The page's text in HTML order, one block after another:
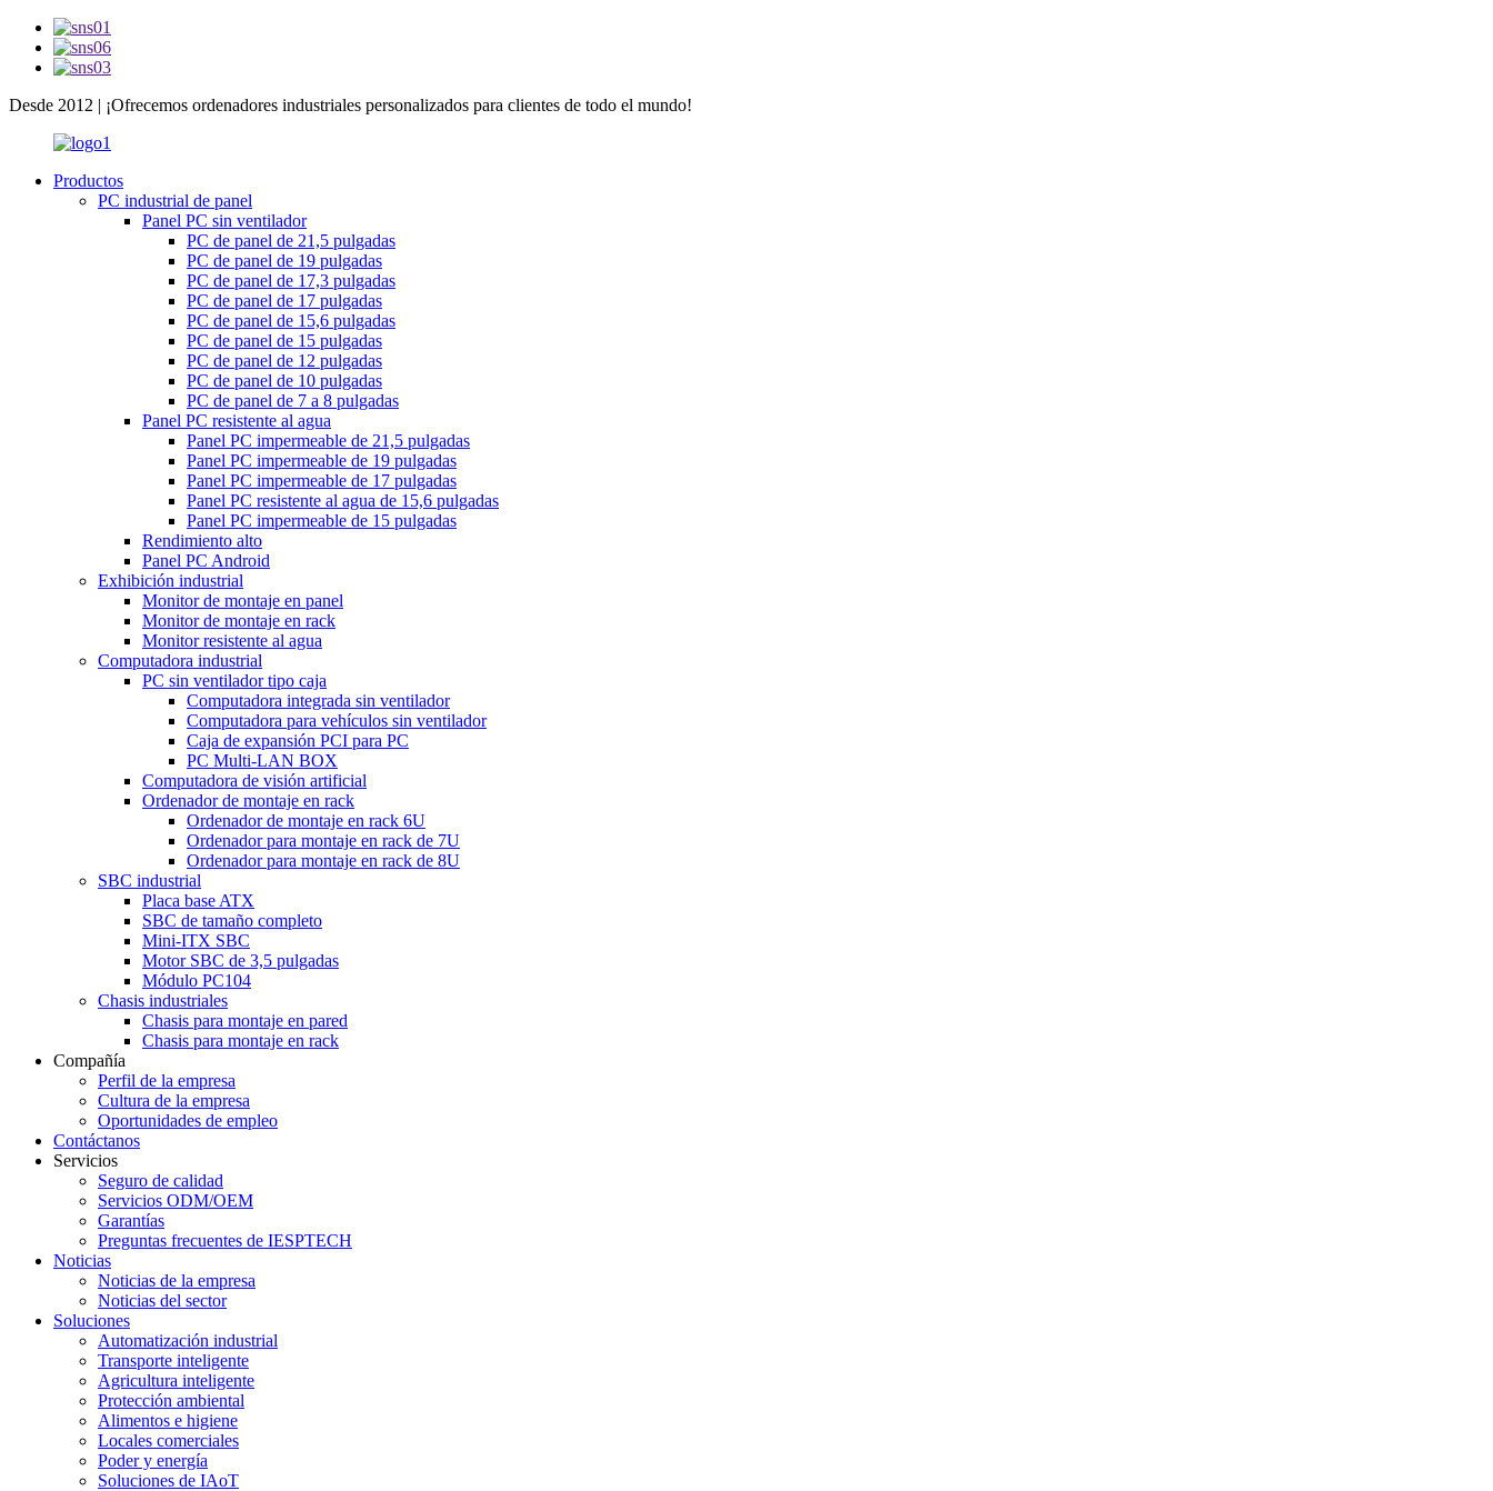
Desde 2012 | ¡Ofrecemos ordenadores industriales personalizados para clientes de todo el mundo!
Productos
PC industrial de panel
Panel PC sin ventilador
PC de panel de 21,5 pulgadas
PC de panel de 19 pulgadas
PC de panel de 17,3 pulgadas
PC de panel de 17 pulgadas
PC de panel de 15,6 pulgadas
PC de panel de 15 pulgadas
PC de panel de 12 pulgadas
PC de panel de 10 pulgadas
PC de panel de 7 a 8 pulgadas
Panel PC resistente al agua
Panel PC impermeable de 21,5 pulgadas
Panel PC impermeable de 19 pulgadas
Panel PC impermeable de 17 pulgadas
Panel PC resistente al agua de 15,6 pulgadas
Panel PC impermeable de 15 pulgadas
Rendimiento alto
Panel PC Android
Exhibición industrial
Monitor de montaje en panel
Monitor de montaje en rack
Monitor resistente al agua
Computadora industrial
PC sin ventilador tipo caja
Computadora integrada sin ventilador
Computadora para vehículos sin ventilador
Caja de expansión PCI para PC
PC Multi-LAN BOX
Computadora de visión artificial
Ordenador de montaje en rack
Ordenador de montaje en rack 6U
Ordenador para montaje en rack de 7U
Ordenador para montaje en rack de 8U
SBC industrial
Placa base ATX
SBC de tamaño completo
Mini-ITX SBC
Motor SBC de 3,5 pulgadas
Módulo PC104
Chasis industriales
Chasis para montaje en pared
Chasis para montaje en rack
Compañía
Perfil de la empresa
Cultura de la empresa
Oportunidades de empleo
Contáctanos
Servicios
Seguro de calidad
Servicios ODM/OEM
Garantías
Preguntas frecuentes de IESPTECH
Noticias
Noticias de la empresa
Noticias del sector
Soluciones
Automatización industrial
Transporte inteligente
Agricultura inteligente
Protección ambiental
Alimentos e higiene
Locales comerciales
Poder y energía
Soluciones de IAoT